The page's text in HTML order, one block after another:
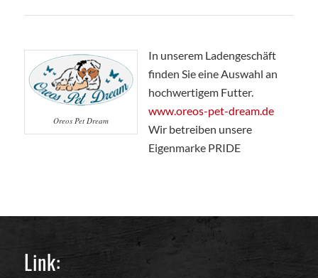
Oreos Pet Dream
In unserem Ladengeschäft
finden Sie eine Auswahl an
hochwertigem Futter.
www.oreos-pet-dream.de
Wir betreiben unsere
Eigenmarke PRIDE
Link: